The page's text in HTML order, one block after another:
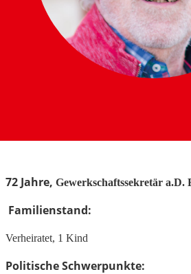
72 Jahre, Gewerkschaftssekretär a.D.
Familienstand:
Verheiratet, 1 Kind
Politische Schwerpunkte: